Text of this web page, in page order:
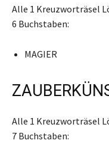
Alle 1 Kreuzworträsel
6 Buchstaben:
MAGIER
Alle 1 Kreuzworträsel
7 Buchstaben: